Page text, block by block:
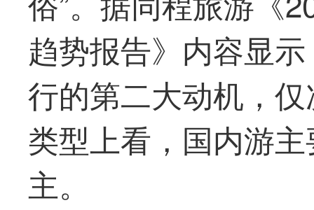
趋势报告》内容显
行的第二大动机，
类型上看，国内游
主。